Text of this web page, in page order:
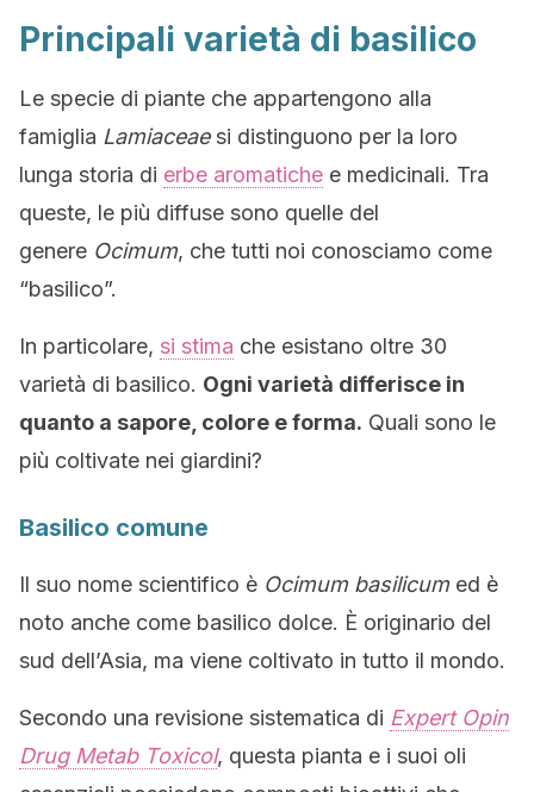
Principali varietà di basilico
Le specie di piante che appartengono alla
famiglia Lamiaceaesi distinguono per la loro
lunga storia di erbe aromatiche e medicinali. Tra
queste, le più diffuse sono quelle del
genere Ocimum, che tutti noi conosciamo come
“basilico”.
In particolare, si stima che esistano oltre 30
varietà di basilico. Ogni varietà differisce in
quanto a sapore, colore e forma. Quali sono le
più coltivate nei giardini?
Basilico comune
Il suo nome scientifico è Ocimum basilicum ed è
noto anche come basilico dolce. È originario del
sud dell’Asia, ma viene coltivato in tutto il mondo.
Secondo una revisione sistematica di Expert Opin
Drug Metab Toxicol, questa pianta e i suoi oli